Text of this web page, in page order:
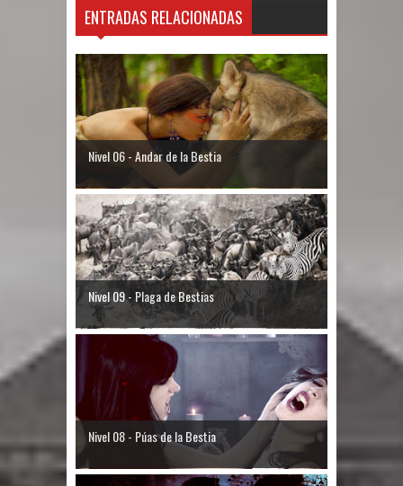
ENTRADAS RELACIONADAS
Nivel 06 - Andar de la Bestia
Nivel 09 - Plaga de Bestias
Nivel 08 - Púas de la Bestia